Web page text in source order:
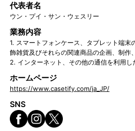
代表者名
ウン・プイ・サン・ウェスリー
業務内容
1. スマートフォンケース、タブレット端末
飾雑貨及びそれらの関連商品の企画、制作
2. インターネット、その他の通信を利用し
ホームページ
https://www.casetify.com/ja_JP/
SNS